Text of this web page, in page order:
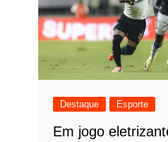
Destaque Esporte
Em jogo